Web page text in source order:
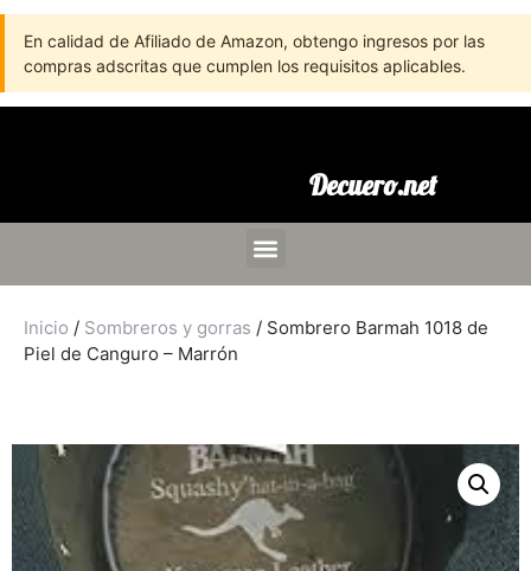
En calidad de Afiliado de Amazon, obtengo ingresos por las
compras adscritas que cumplen los requisitos aplicables.
Decuero.net
Inicio / Sombreros y gorras / Sombrero Barmah 1018 de
Piel de Canguro – Marrón